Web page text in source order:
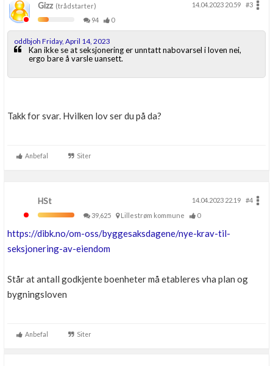
Gizz (trådstarter) 14.04.2023 20.59
#3
94
0
oddbjoh Friday, April 14, 2023
Kan ikke se at seksjonering er unntatt nabovarsel i loven nei,
ergo bare å varsle uansett.
Takk for svar. Hvilken lov ser du på da?
Anbefal Siter
HSt 14.04.2023 22.19
#4
39,625
Lillestrøm kommune 0
https://dibk.no/om-oss/byggesaksdagene/nye-krav-til-
seksjonering-av-eiendom
Står at antall godkjente boenheter må etableres vha plan og
bygningsloven
Anbefal Siter